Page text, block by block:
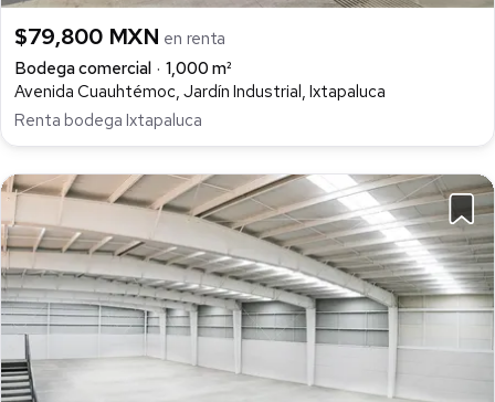
$79,800 MXN en renta
Bodega comercial
1,000 m²
Avenida Cuauhtémoc, Jardín Industrial, Ixtapaluca
Renta bodega Ixtapaluca